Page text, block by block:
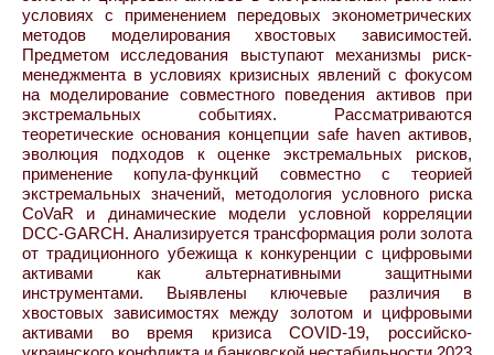
условиях с применением передовых эконометрических
методов моделирования хвостовых зависимостей.
Предметом исследования выступают механизмы риск-
менеджмента в условиях кризисных явлений с фокусом
на моделирование совместного поведения активов при
экстремальных событиях. Рассматриваются
теоретические основания концепции safe haven активов,
эволюция подходов к оценке экстремальных рисков,
применение копула-функций совместно с теорией
экстремальных значений, методология условного риска
CoVaR и динамические модели условной корреляции
DCC-GARCH. Анализируется трансформация роли золота
от традиционного убежища к конкуренции с цифровыми
активами как альтернативными защитными
инструментами. Выявлены ключевые различия в
хвостовых зависимостях между золотом и цифровыми
активами во время кризиса COVID-19, российско-